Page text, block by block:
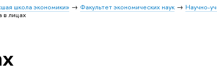
школа экономики» Факультет экономических наук
Научно-
в лицах